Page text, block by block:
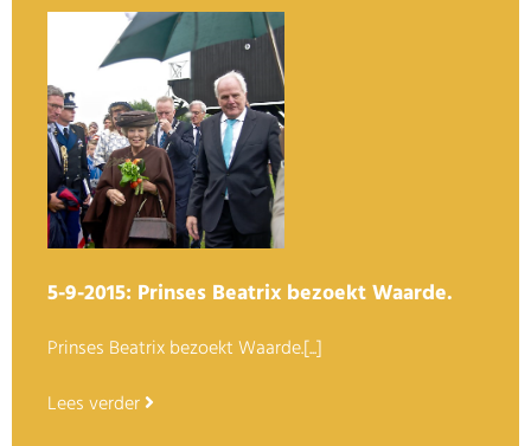
5-9-2015: Prinses Beatrix bezoekt Waarde.
Prinses Beatrix bezoekt Waarde.[...]
Lees verder